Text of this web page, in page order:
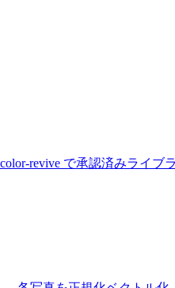
revive で承認済みライ